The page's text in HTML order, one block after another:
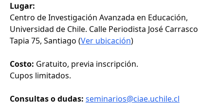
Lugar:
Centro de Investigación Avanzada en Educación,
Universidad de Chile. Calle Periodista José Carrasco
Tapia 75, Santiago (Ver ubicación)
Costo: Gratuito, previa inscripción.
Cupos limitados.
Consultas o dudas: seminarios@ciae.uchile.cl